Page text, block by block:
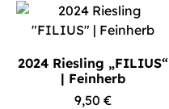
2024 Riesling „FILIUS“
| Feinherb
9,50 €